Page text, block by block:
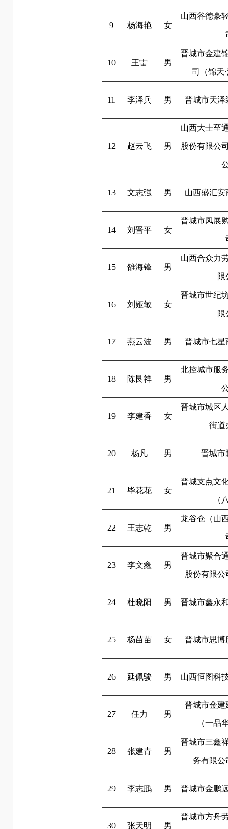
9 杨海艳 女
山西谷德豪
10 王雷 男
晋城市金建
司（锦天
11 李泽兵 男 晋城市天泽
12 赵云飞 男
山西大士至
股份有限公
13 文志强 男 山西盛汇
14 刘晋平 女
晋城市凤展
15 雒海锋 男
山西合众力
限
16 刘娅敏 女
晋城市世纪
限
17 燕云波 男 晋城市七星
18 陈艮祥 男
北控城市服
19 李建香 女
晋城市城区
街道
20 杨凡 男 晋城市
21 毕花花 女
晋城支点文
（
22 王志乾 男
龙谷仓（山
23 李文鑫 男
晋城市聚合
股份有限
24 杜晓阳 男 晋城市鑫永
25 杨苗苗 女 晋城市思博
26 延佩骏 男 山西恒图科
27 任力 男
晋城市金建
（一品
28 张建青 男
晋城市三鑫
务有限公
29 李志鹏 男 晋城市金鹏
30 张天明 男
晋城市方舟